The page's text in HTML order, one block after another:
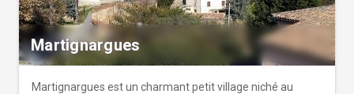
Martignargues
Martignargues est un charmant petit village niché au